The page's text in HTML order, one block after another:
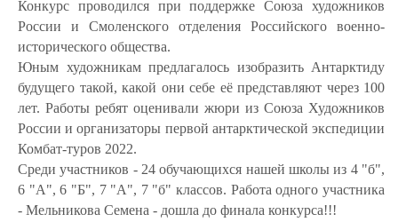
Конкурс проводился при поддержке Союза художников
России и Смоленского отделения Российского военно-
исторического общества.
Юным художникам предлагалось изобразить Антарктиду
будущего такой, какой они себе её представляют через 100
лет. Работы ребят оценивали жюри из Союза Художников
России и организаторы первой антарктической экспедиции
Комбат-туров 2022.
Среди участников - 24 обучающихся нашей школы из 4 "б",
6 "А", 6 "Б", 7 "А", 7 "б" классов. Работа одного участника
- Мельникова Семена - дошла до финала конкурса!!!